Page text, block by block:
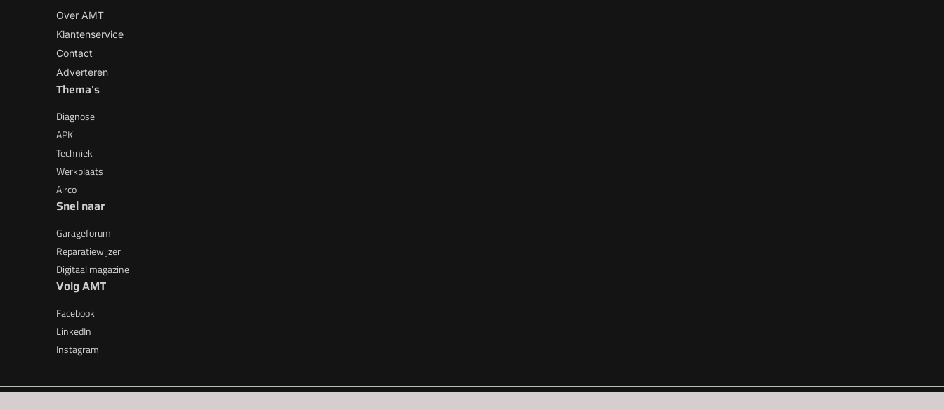
Over AMT
Klantenservice
Contact
Adverteren
Thema's
Diagnose
APK
Techniek
Werkplaats
Airco
Snel naar
Garageforum
Reparatiewijzer
Digitaal magazine
Volg AMT
Facebook
LinkedIn
Instagram